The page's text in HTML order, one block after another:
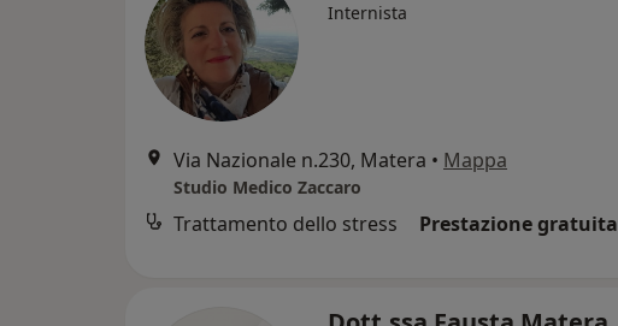
Internista
Via Nazionale n.230, Matera • Mappa
Studio Medico Zaccaro
Trattamento dello stress Prestazione gratuita